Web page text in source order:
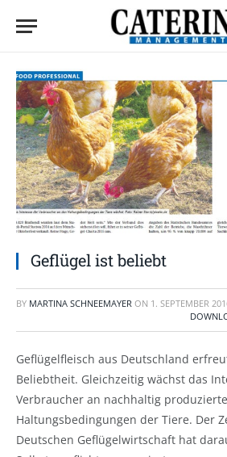
Geflügel ist beliebt
BY MARTINA SCHNEEMAYER ON 1. SEPTEMBER
Geflügelfleisch aus Deutschland
Beliebtheit. Gleichzeitig wächst das
Verbraucher an nachhaltig
Haltungsbedingungen der Tiere. Der
Deutschen Geflügelwirtschaft hat